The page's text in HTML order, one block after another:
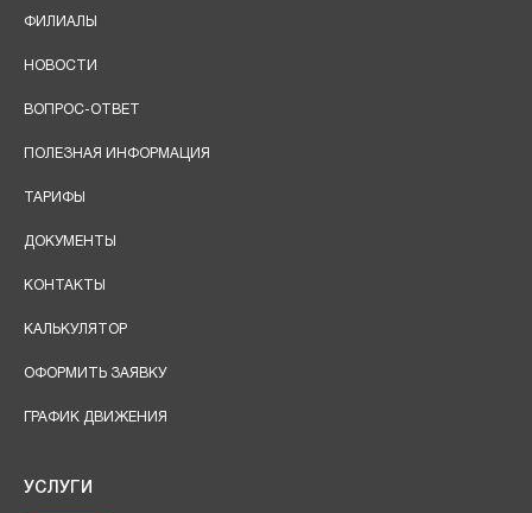
ФИЛИАЛЫ
НОВОСТИ
ВОПРОС-ОТВЕТ
ПОЛЕЗНАЯ ИНФОРМАЦИЯ
ТАРИФЫ
ДОКУМЕНТЫ
КОНТАКТЫ
КАЛЬКУЛЯТОР
ОФОРМИТЬ ЗАЯВКУ
ГРАФИК ДВИЖЕНИЯ
УСЛУГИ